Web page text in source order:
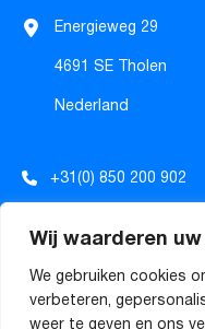
Wij waarderen
We gebruiken cookies
verbeteren,
Energieweg 29
4691 SE Tholen
Nederland
+31(0) 850 200 902